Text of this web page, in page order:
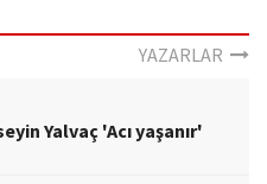
YAZARLAR
Yalvaç 'Acı yaşanır'